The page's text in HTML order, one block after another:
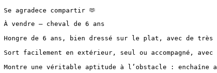
Se agradece compartir 🫶
À vendre – cheval de 6 ans
Hongre de 6 ans, bien dressé sur le plat, avec de
Sort facilement en extérieur, seul ou accompagné, avec
Montre une véritable aptitude à l’obstacle :